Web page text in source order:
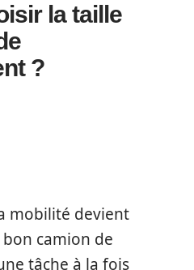
la taille
?
mobilité devient
camion de
tâche à la fois